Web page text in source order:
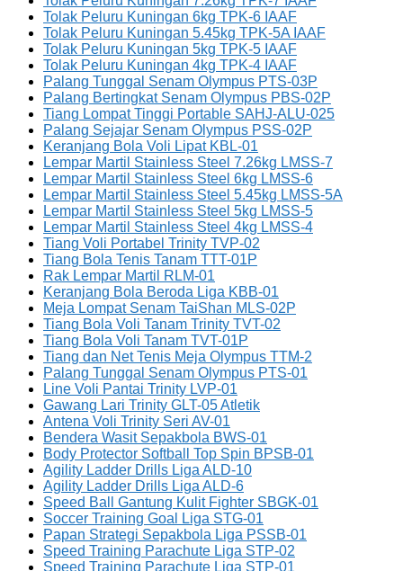
Tolak Peluru Kuningan 6kg TPK-6 IAAF
Tolak Peluru Kuningan 5.45kg TPK-5A IAAF
Tolak Peluru Kuningan 5kg TPK-5 IAAF
Tolak Peluru Kuningan 4kg TPK-4 IAAF
Palang Tunggal Senam Olympus PTS-03P
Palang Bertingkat Senam Olympus PBS-02P
Tiang Lompat Tinggi Portable SAHJ-ALU-025
Palang Sejajar Senam Olympus PSS-02P
Keranjang Bola Voli Lipat KBL-01
Lempar Martil Stainless Steel 7.26kg LMSS-7
Lempar Martil Stainless Steel 6kg LMSS-6
Lempar Martil Stainless Steel 5.45kg LMSS-5A
Lempar Martil Stainless Steel 5kg LMSS-5
Lempar Martil Stainless Steel 4kg LMSS-4
Tiang Voli Portabel Trinity TVP-02
Tiang Bola Tenis Tanam TTT-01P
Rak Lempar Martil RLM-01
Keranjang Bola Beroda Liga KBB-01
Meja Lompat Senam TaiShan MLS-02P
Tiang Bola Voli Tanam Trinity TVT-02
Tiang Bola Voli Tanam TVT-01P
Tiang dan Net Tenis Meja Olympus TTM-2
Palang Tunggal Senam Olympus PTS-01
Line Voli Pantai Trinity LVP-01
Gawang Lari Trinity GLT-05 Atletik
Antena Voli Trinity Seri AV-01
Bendera Wasit Sepakbola BWS-01
Body Protector Softball Top Spin BPSB-01
Agility Ladder Drills Liga ALD-10
Agility Ladder Drills Liga ALD-6
Speed Ball Gantung Kulit Fighter SBGK-01
Soccer Training Goal Liga STG-01
Papan Strategi Sepakbola Liga PSSB-01
Speed Training Parachute Liga STP-02
Speed Training Parachute Liga STP-01